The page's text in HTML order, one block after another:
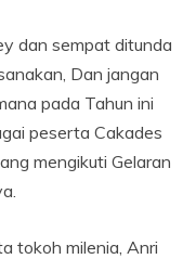
dan sempat ditunda
Dan jangan
pada Tahun ini
peserta Cakades
mengikuti Gelaran
tokoh milenia, Anri